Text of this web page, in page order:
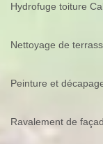
Hydrofuge toiture
Nettoyage de
Peinture et
Ravalement de